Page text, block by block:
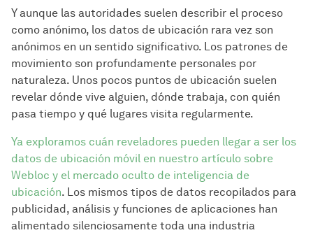
Y aunque las autoridades suelen describir el proceso
como anónimo, los datos de ubicación rara vez son
anónimos en un sentido significativo. Los patrones de
movimiento son profundamente personales por
naturaleza. Unos pocos puntos de ubicación suelen
revelar dónde vive alguien, dónde trabaja, con quién
pasa tiempo y qué lugares visita regularmente.
Ya exploramos cuán reveladores pueden llegar a ser los
datos de ubicación móvil en nuestro artículo sobre
Webloc y el mercado oculto de inteligencia de
ubicación. Los mismos tipos de datos recopilados para
publicidad, análisis y funciones de aplicaciones han
alimentado silenciosamente toda una industria